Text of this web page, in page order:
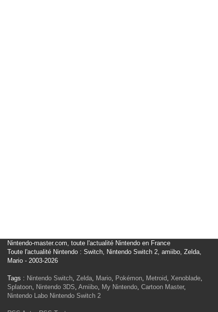
Nintendo-master.com, toute l'actualité Nintendo en France
Toute l'actualité Nintendo : Switch, Nintendo Switch 2, amiibo, Zelda,
Mario - 2003-2026
Tags : Nintendo Switch, Zelda, Mario, Pokémon, Metroid, Xenoblade,
Splatoon, Nintendo 3DS, Amiibo, My Nintendo, Cartoon Master,
Nintendo Labo Nintendo Switch 2